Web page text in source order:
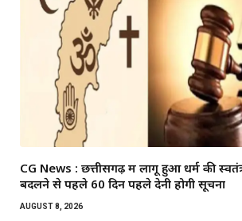
CG News : छत्तीसगढ़ में लागू हुआ धर्म की
बदलने से पहले 60 दिन पहले देनी होगी सूचना
AUGUST 8, 2026